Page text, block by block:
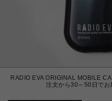
RADIO EVA ORIGINAL MOBILE
注文から30～50日で